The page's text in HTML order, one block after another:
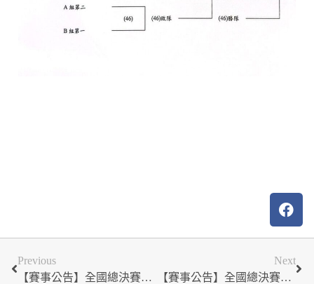
Previous
【賽事公告】全國總決賽數字賽程_2024安聯小小世界盃
Next
【賽事公告】全國總決賽秩序冊_2024安聯小小世界盃